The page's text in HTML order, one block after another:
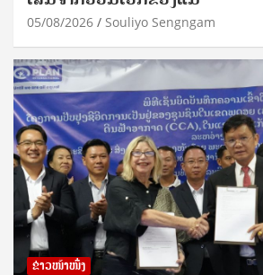
05/08/2026 Souliyo Sengngam
ຂ່າວໜ້າໜຶ່ງ